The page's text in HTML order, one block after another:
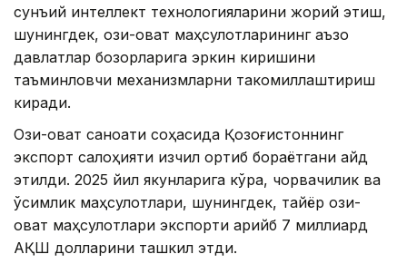
сунъий интеллект технологияларини жорий этиш,
шунингдек, озиқ-овқат маҳсулотларининг аъзо
давлатлар бозорларига эркин киришини
таъминловчи механизмларни такомиллаштириш
киради.
Озиқ-овқат саноати соҳасида Қозоғистоннинг
экспорт салоҳияти изчил ортиб бораётгани қайд
этилди. 2025 йил якунларига кўра, чорвачилик ва
ўсимлик маҳсулотлари, шунингдек, тайёр озиқ-
овқат маҳсулотлари экспорти қарийб 7 миллиард
АҚШ долларини ташкил этди.